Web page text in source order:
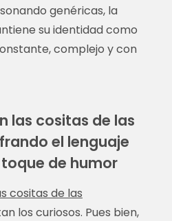
genéricas, la
su identidad como
complejo y con
las cositas de las
el lenguaje
de humor
cositas de las
los curiosos. Pues bien,